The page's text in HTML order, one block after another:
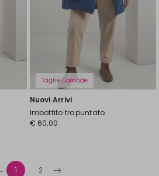
Taglie Comode
Nuovi Arrivi
Imbottito trapuntato
€ 60,00
1 2